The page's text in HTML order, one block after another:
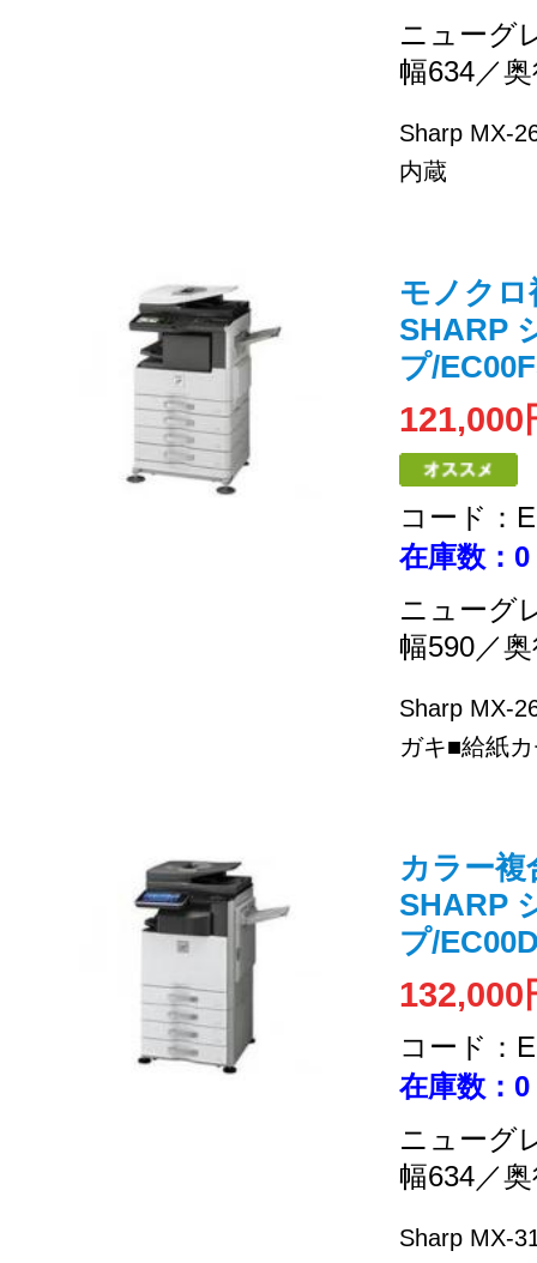
ニューグ
幅634／
Sharp MX-
内蔵
モノクロ
SHARP
プ/
121,000
コード：
在庫数：0
ニューグ
幅590／
Sharp MX-
ガキ■給紙
カラー複
SHARP
プ/
132,000
コード：
在庫数：0
ニューグ
幅634／
Sharp MX-